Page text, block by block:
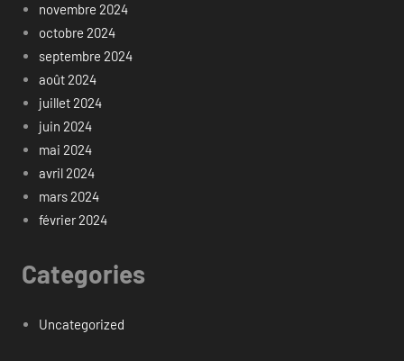
novembre 2024
octobre 2024
septembre 2024
août 2024
juillet 2024
juin 2024
mai 2024
avril 2024
mars 2024
février 2024
Categories
Uncategorized